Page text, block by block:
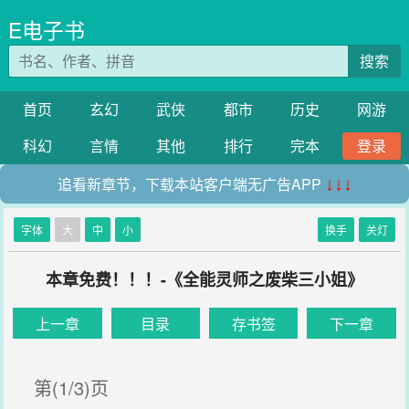
E电子书
搜索
首页 玄幻 武侠 都市 历史
网游
科幻
言情 其他 排行 完本
登录
追看新章节，下载本站客户端无广告APP ↓↓↓
字体 大 中 小 换手 关灯
本章免费！！！-《全能灵师之废柴三小姐》
上一章 目录 存书签 下一章
第(1/3)页